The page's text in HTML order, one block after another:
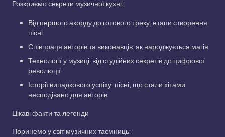
Розкриємо секрети музичної кухні:
Від першого акорду до готового треку: етапи створення
пісні
Співпраця авторів та виконавців: як народжується магія
Технології у музиці: від студійних секретів до цифрової
революції
Історії випадкового успіху: пісні, що стали хітами
несподівано для авторів
Цікаві факти та легенди
Поринемо у світ музичних таємниць: